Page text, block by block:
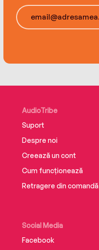
AudioTribe
Suport
Despre noi
Creează un cont
Cum funcționează
Retragere din comandă
Social Media
Facebook